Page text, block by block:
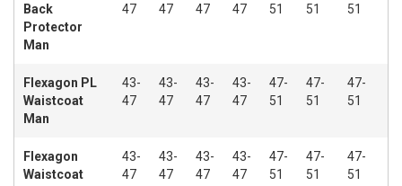
Back
Protector
Man
47
47
47
47
51
51
51
Flexagon PL
Waistcoat
Man
43-
47
43-
47
43-
47
43-
47
47-
51
47-
51
47-
51
Flexagon
Waistcoat
43-
47
43-
47
43-
47
43-
47
47-
51
47-
51
47-
51